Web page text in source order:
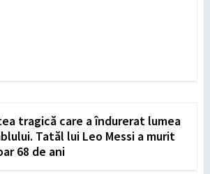
tragică care a îndurerat lumea
Tatăl lui Leo Messi a murit
68 de ani